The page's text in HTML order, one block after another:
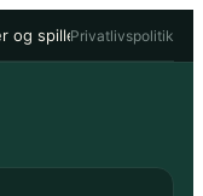
og spillere• 1. Division
Privatlivspolitik